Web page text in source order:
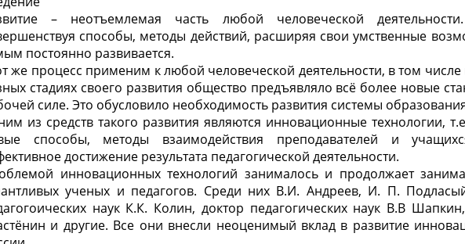
– неотъемлемая часть любой человеческой
способы, методы действий, расширяя свои умственные
постоянно развивается.
же процесс применим к любой человеческой деятельности, в том числе
стадиях своего развития общество предъявляло всё более новые
силе. Это обусловило необходимость развития системы
из средств такого развития являются инновационные технологии,
способы, методы взаимодействия преподавателей и
достижение результата педагогической деятельности.
инновационных технологий занималось и продолжает
ученых и педагогов. Среди них В.И. Андреев, И. П.
наук К.К. Колин, доктор педагогических наук В.В
и другие. Все они внесли неоценимый вклад в развитие